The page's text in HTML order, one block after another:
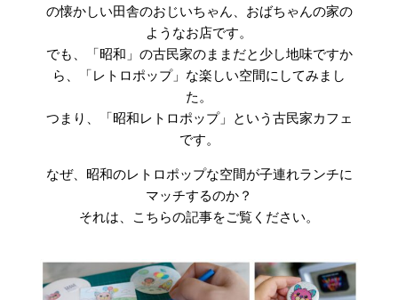
の懐かしい田舎のおじいちゃん、おばちゃんの家の
ようなお店です。
でも、「昭和」の古民家のままだと少し地味ですか
ら、「レトロポップ」な楽しい空間にしてみまし
た。
つまり、「昭和レトロポップ」という古民家カフェ
です。
なぜ、昭和のレトロポップな空間が子連れランチに
マッチするのか？
それは、こちらの記事をご覧ください。